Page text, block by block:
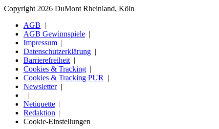
Copyright 2026 DuMont Rheinland, Köln
AGB
AGB Gewinnspiele
Impressum
Datenschutzerklärung
Barrierefreiheit
Cookies & Tracking
Cookies & Tracking PUR
Newsletter
Netiquette
Redaktion
Cookie-Einstellungen